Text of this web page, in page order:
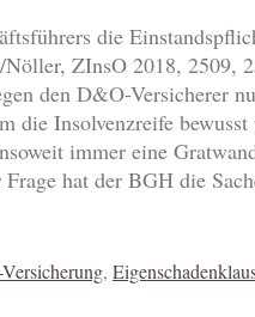
die
ZInsO 2018, 2509,
den D&O-Versicherer
die Insolvenzreife
immer eine
hat der BGH die
,